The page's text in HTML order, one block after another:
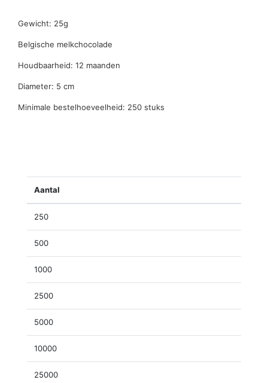
Gewicht: 25g
Belgische melkchocolade
Houdbaarheid: 12 maanden
Diameter: 5 cm
Minimale bestelhoeveelheid: 250 stuks
Aantal
250
500
1000
2500
5000
10000
25000